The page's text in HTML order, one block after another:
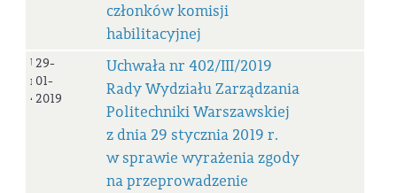
członków komisji
habilitacyjnej
Uchwała
nr
402/III/2019
29-
01-
2019
Uchwała nr 402/III/2019
Rady Wydziału Zarządzania
Politechniki Warszawskiej
z dnia 29 stycznia 2019 r.
w sprawie wyrażenia zgody
na przeprowadzenie